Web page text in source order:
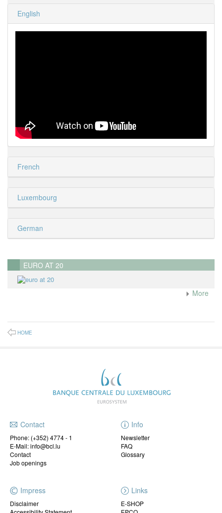
English
French
Luxembourg
German
EURO AT 20
More
HOME
Contact
Phone: (+352) 4774 - 1
E-Mail: info@bcl.lu
Contact
Job openings
Info
Newsletter
FAQ
Glossary
Impress
Disclaimer
Links
E-SHOP